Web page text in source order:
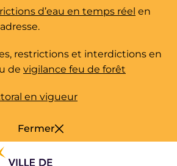
Fermer
d’eau en temps réel en
restrictions et interdictions en
de vigilance feu de forêt
en vigueur